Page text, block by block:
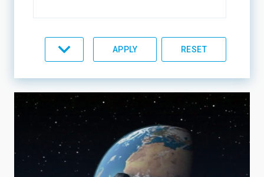
LINES OF RESEARCH
LINES OF INSTRUMENTATION